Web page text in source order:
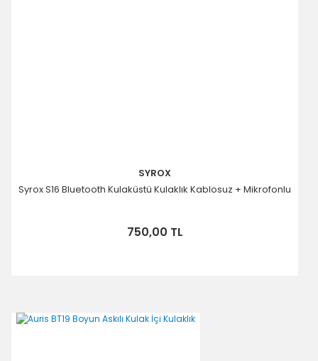
SYROX
Syrox S16 Bluetooth Kulaküstü Kulaklık Kablosuz + Mikrofonlu
750,00 TL